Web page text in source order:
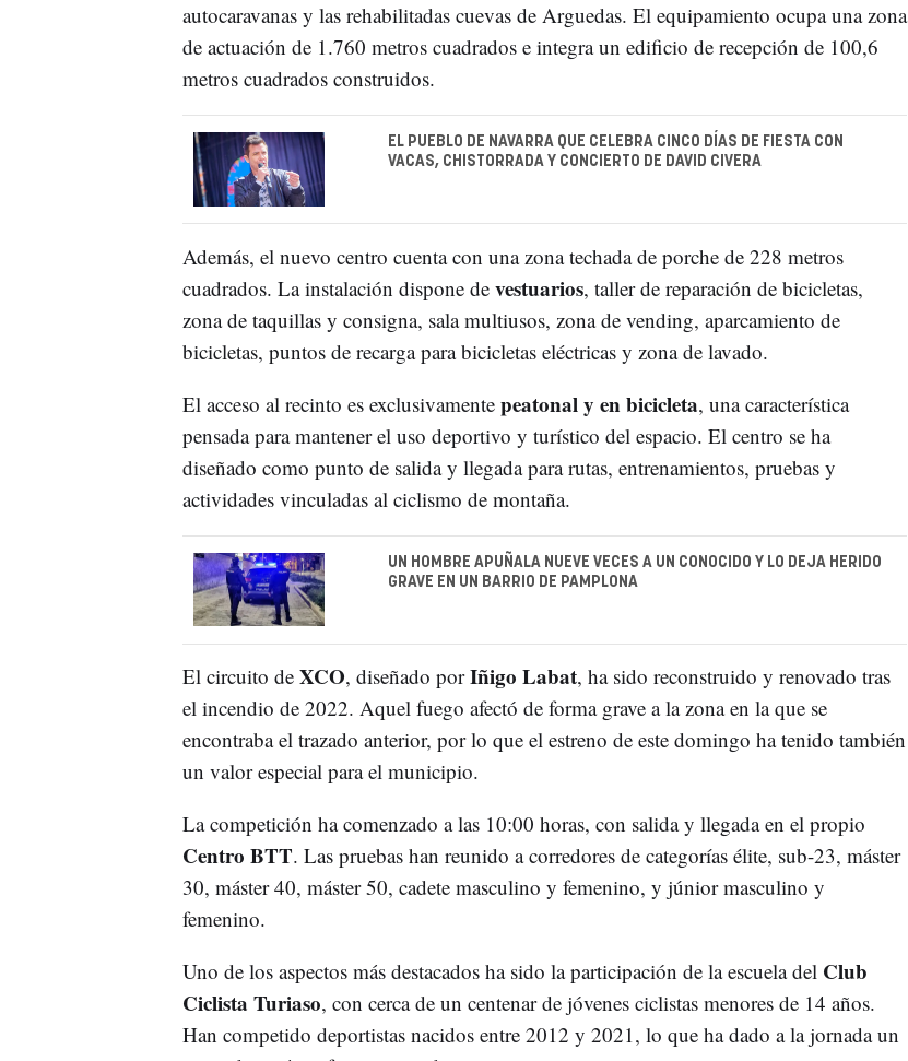
autocaravanas y las rehabilitadas cuevas de Arguedas. El equipamiento ocupa una zona
de actuación de 1.760 metros cuadrados e integra un edificio de recepción de 100,6
metros cuadrados construidos.
EL PUEBLO DE NAVARRA QUE CELEBRA CINCO DÍAS DE FIESTA CON
VACAS, CHISTORRADA Y CONCIERTO DE DAVID CIVERA
Además, el nuevo centro cuenta con una zona techada de porche de 228 metros
cuadrados. La instalación dispone de vestuarios, taller de reparación de bicicletas,
zona de taquillas y consigna, sala multiusos, zona de vending, aparcamiento de
bicicletas, puntos de recarga para bicicletas eléctricas y zona de lavado.
El acceso al recinto es exclusivamente peatonal y en bicicleta, una característica
pensada para mantener el uso deportivo y turístico del espacio. El centro se ha
diseñado como punto de salida y llegada para rutas, entrenamientos, pruebas y
actividades vinculadas al ciclismo de montaña.
UN HOMBRE APUÑALA NUEVE VECES A UN CONOCIDO Y LO DEJA HERIDO
GRAVE EN UN BARRIO DE PAMPLONA
El circuito de XCO, diseñado porIñigo Labat, ha sido reconstruido y renovado tras
el incendio de 2022. Aquel fuego afectó de forma grave a la zona en la que se
encontraba el trazado anterior, por lo que el estreno de este domingo ha tenido también
un valor especial para el municipio.
La competición ha comenzado a las 10:00 horas, con salida y llegada en el propio
Centro BTT. Las pruebas han reunido a corredores de categorías élite, sub-23, máster
30, máster 40, máster 50, cadete masculino y femenino, y júnior masculino y
femenino.
Uno de los aspectos más destacados ha sido la participación de la escuela del Club
Ciclista Turiaso, con cerca de un centenar de jóvenes ciclistas menores de 14 años.
Han competido deportistas nacidos entre 2012 y 2021, lo que ha dado a la jornada un